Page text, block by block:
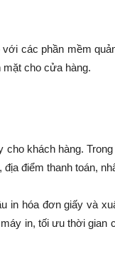
các phần mềm
mặt cho cửa hàng.
khách hàng.
điểm thanh toán,
in hóa đơn giấy và
in, tối ưu thời gian